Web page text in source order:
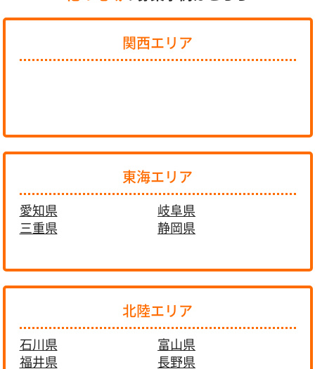
関西エリア
東海エリア
愛知県
岐阜県
三重県
静岡県
北陸エリア
石川県
富山県
福井県
長野県